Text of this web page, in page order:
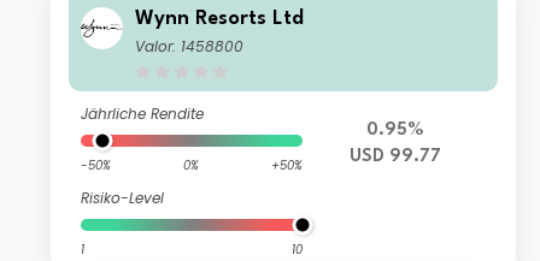
Wynn Resorts Ltd
Valor: 1458800
Jährliche Rendite
-50% 0% +50%
Risiko-Level
1 10
0.95%
USD 99.77